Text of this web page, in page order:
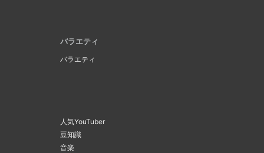
バラエティ
バラエティ
人気YouTuber
豆知識
音楽